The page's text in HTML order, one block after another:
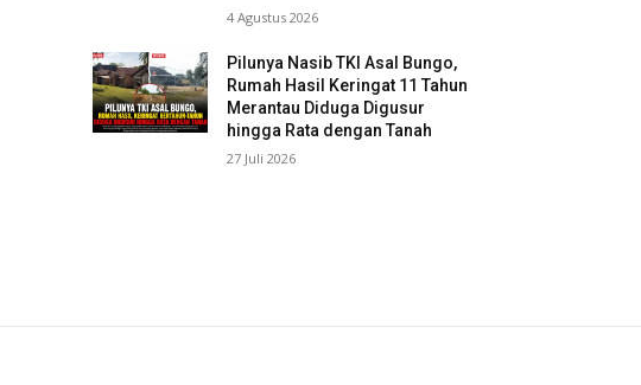
4 Agustus 2026
Pilunya Nasib TKI Asal Bungo,
Rumah Hasil Keringat 11 Tahun
Merantau Diduga Digusur
hingga Rata dengan Tanah
27 Juli 2026